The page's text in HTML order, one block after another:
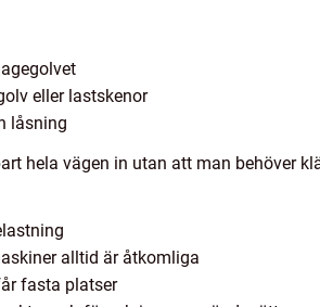
eller lastskenor
låsning
hela vägen in utan att man behöver
alltid är åtkomliga
fasta platser